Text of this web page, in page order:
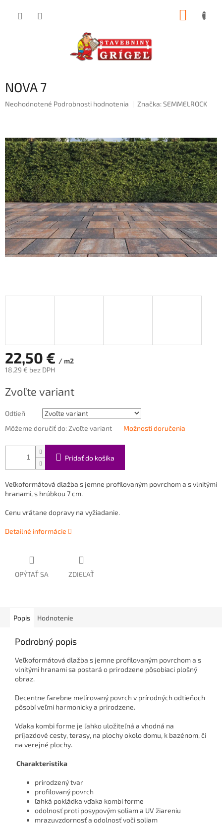
NOVA 7
Priemerné
0,0
z
5
hviezdičiek.
Neohodnotené Podrobnosti hodnotenia Značka:SEMMELROCK
22,50 € / m2
18,29 € bez DPH
cena:
Zvoľte variant
Odtieň
Môžeme doručiť do: Zvoľte variant Možnosti doručenia
Pridať do košíka
Veľkoformátová dlažba s jemne profilovaným povrchom a s vlnitými
hranami, s hrúbkou 7 cm.
Cenu vrátane dopravy na vyžiadanie.
Detailné informácie
OPÝTAŤ SA ZDIEĽAŤ
Popis Hodnotenie
Podrobný popis
Veľkoformátová dlažba s jemne profilovaným povrchom a s
vlnitými hranami sa postará o prirodzene pôsobiaci plošný
obraz.
Decentne farebne melírovaný povrch v prírodných odtieňoch
pôsobí veľmi harmonicky a prirodzene.
Vďaka kombi forme je ľahko uložiteľná a vhodná na
príjazdové cesty, terasy, na plochy okolo domu, k bazénom, či
na verejné plochy.
Charakteristika
prirodzený tvar
profilovaný povrch
ľahká pokládka vďaka kombi forme
odolnosť proti posypovým soliam a UV žiareniu
mrazuvzdornosť a odolnosť voči soliam